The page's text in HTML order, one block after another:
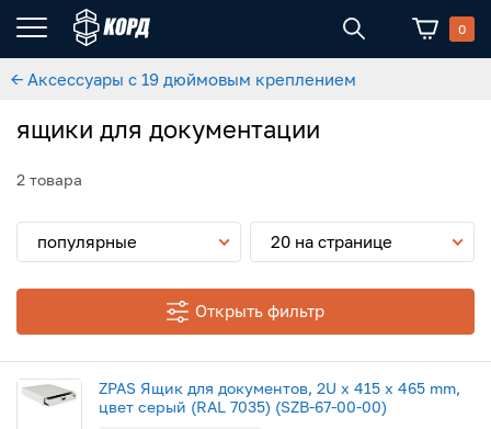
0
← Аксессуары с 19 дюймовым креплением
ящики для документации
2 товара
популярные 20 на странице
Открыть фильтр
ZPAS Ящик для документов, 2U x 415 x 465 mm,
цвет серый (RAL 7035) (SZB-67-00-00)